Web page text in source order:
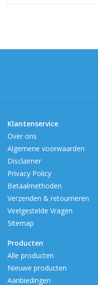
Klantenservice
Over ons
Algemene voorwaarden
Disclaimer
Privacy Policy
Betaalmethoden
Verzenden & retourneren
Veelgestelde Vragen
Sitemap
Producten
Alle producten
Nieuwe producten
Aanbiedingen